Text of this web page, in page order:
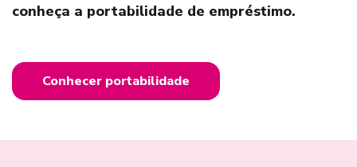
conheça a portabilidade de empréstimo.
Conhecer portabilidade